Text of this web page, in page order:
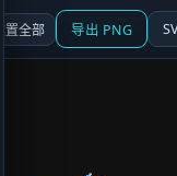
重置全部 导出 PNG